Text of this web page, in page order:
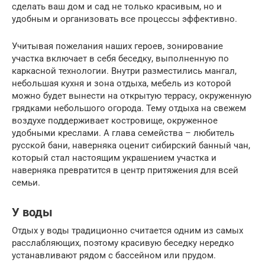
сделать ваш дом и сад не только красивым, но и
удобным и организовать все процессы эффективно.
Учитывая пожелания наших героев, зонирование
участка включает в себя беседку, выполненную по
каркасной технологии. Внутри разместились мангал,
небольшая кухня и зона отдыха, мебель из которой
можно будет вынести на открытую террасу, окруженную
грядками небольшого огорода. Тему отдыха на свежем
воздухе поддерживает костровище, окруженное
удобными креслами. А глава семейства – любитель
русской бани, наверняка оценит сибирский банный чан,
который стал настоящим украшением участка и
наверняка превратится в центр притяжения для всей
семьи.
У воды
Отдых у воды традиционно считается одним из самых
расслабляющих, поэтому красивую беседку нередко
устанавливают рядом с бассейном или прудом.